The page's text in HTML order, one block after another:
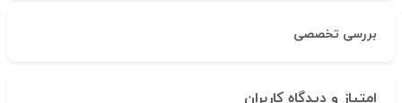
بررسی تخصصی
امتیاز و دیدگاه کاربران